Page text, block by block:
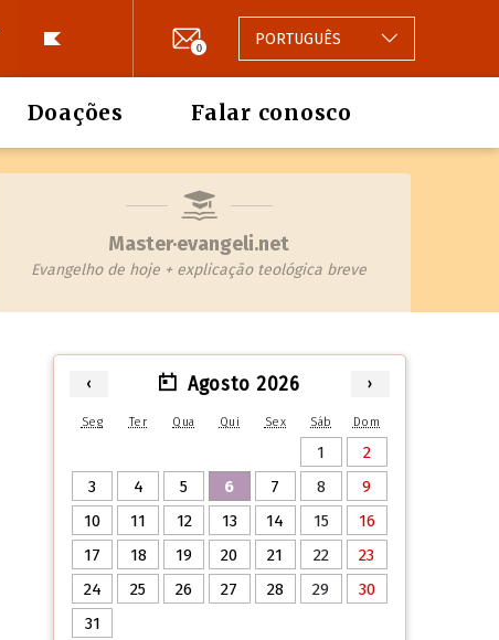
0 PORTUGUÊS
Doações Falar conosco
Master·evangeli.net
Evangelho de hoje + explicação teológica breve
‹ Agosto 2026 ›
Seg Ter Qua Qui Sex Sáb Dom
1
2
3
4 5 6 7 8
9
10
11 12 13 14 15
16
17
18 19 20 21 22
23
24
25 26 27 28 29
30
31